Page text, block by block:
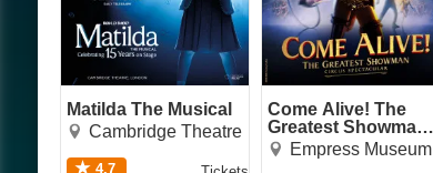
Matilda The Musical
Cambridge Theatre
4.7
Come Alive! The
Greatest Showman
Circus Spectacular
Empress Museum